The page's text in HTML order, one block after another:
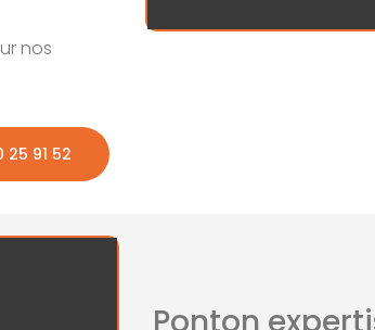
nos
25 91 52